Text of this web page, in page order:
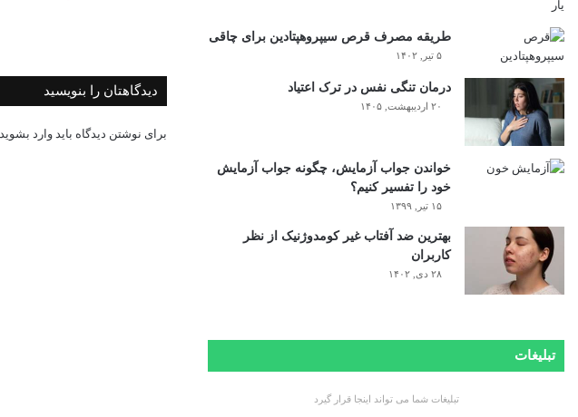
دیدگاهتان را بنویسید
برای نوشتن دیدگاه باید وارد بشوید
طریقه مصرف قرص سیپروهپتادین برای چاقی
۵ تیر, ۱۴۰۲
درمان تنگی نفس در ترک اعتیاد
۲۰ اردیبهشت, ۱۴۰۵
خواندن جواب آزمایش، چگونه جواب آزمایش
خود را تفسیر کنیم؟
۱۵ تیر, ۱۳۹۹
بهترین ضد آفتاب غیر کومدوژنیک از نظر
کاربران
۲۸ دی, ۱۴۰۲
تبلیغات
تبلیغات شما می تواند اینجا قرار گیرد